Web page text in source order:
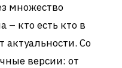
множество
– кто есть кто в
актуальности. Со
версии: от